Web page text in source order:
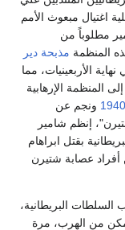
مبعوث الأمم
من
مذبحة دير
مما
الإرهابية
ونجم عن
إنظم شامير
بقتل ابراهام
عصابة شتيرن
من جانب السلطات البريطانية،
الهرب، مرة